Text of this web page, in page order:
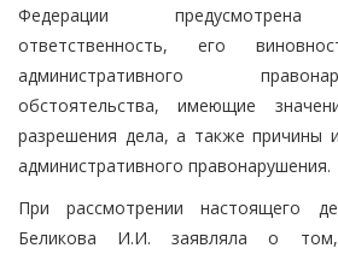
Федерации предусмотрена
ответственность, его
административного
обстоятельства, имеющие
разрешения дела, а также причины
административного правонарушения.
При рассмотрении настоящего
Беликова И.И. заявляла о